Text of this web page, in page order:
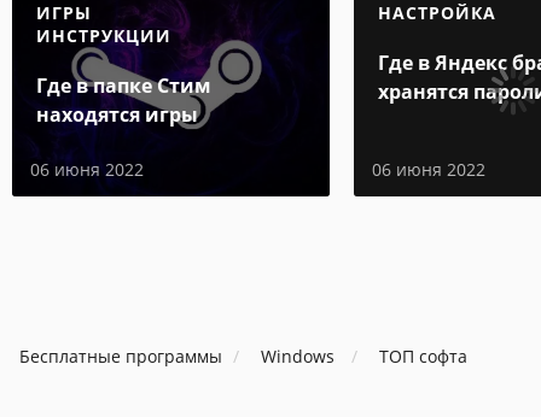
ИГРЫ
ИНСТРУКЦИИ
Где в папке Стим
находятся игры
06 июня 2022
НАСТРОЙКА
Где в Яндекс
хранятся
06 июня 2022
Бесплатные программы Windows ТОП софта